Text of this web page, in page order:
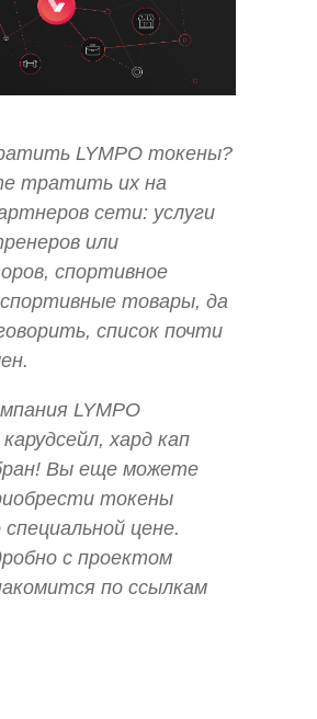
LYMPO токены?
тратить их на
сети: услуги
или
спортивное
товары, да
список почти
LYMPO
хард кап
Вы еще можете
токены
специальной цене.
с проектом
по ссылкам